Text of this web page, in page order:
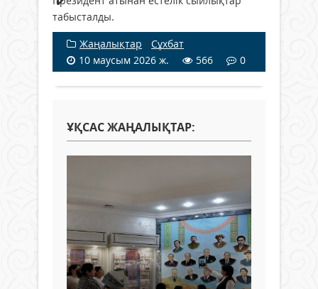
табысталды.
Жаңалықтар / Сұхбат
10 маусым 2026 ж.
566 0
ҰҚСАС ЖАҢАЛЫҚТАР: